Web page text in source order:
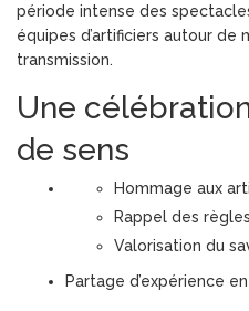
période intense des
équipes d’artificiers autour
transmission.
Une
de sens
Hommage aux
Rappel des
Valorisation du
Partage d’expérience